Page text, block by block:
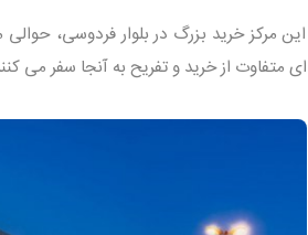
این مرکز خرید بزرگ در بلوار فردوسی،
ای متفاوت از خرید و تفریح به آنجا سفر می